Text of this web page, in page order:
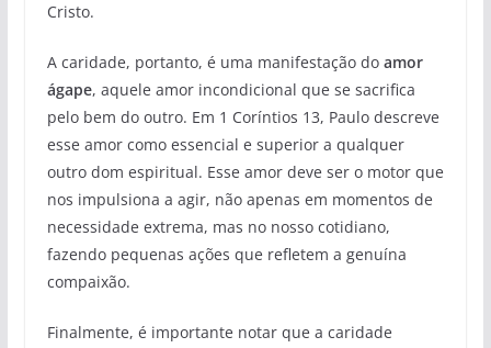
Cristo.
A caridade, portanto, é uma manifestação do amor
ágape, aquele amor incondicional que se sacrifica
pelo bem do outro. Em 1 Coríntios 13, Paulo descreve
esse amor como essencial e superior a qualquer
outro dom espiritual. Esse amor deve ser o motor que
nos impulsiona a agir, não apenas em momentos de
necessidade extrema, mas no nosso cotidiano,
fazendo pequenas ações que refletem a genuína
compaixão.
Finalmente, é importante notar que a caridade